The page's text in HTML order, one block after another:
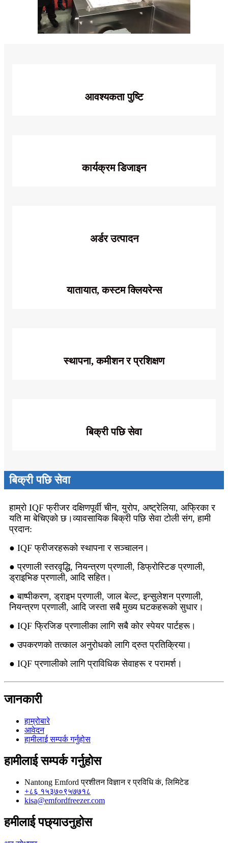
आवश्यकता पुष्टि
कार्यक्रम डिजाइन
अर्डर उत्पादन
यातायात, कस्टम क्लियरेन्स
स्थापना, कमीशन र प्रशिक्षण
बिक्री पछि सेवा
बिक्री पछि सेवा
हाम्रो IQF फ्रीजर दक्षिणपूर्वी चीन, युरोप, अष्ट्रेलिया, अफ्रिका र
यति मा बेचिएको छ।व्यावसायिक बिक्री पछि सेवा टोली संग, हामी
प्रदान:
● IQF फ्रीजरहरूको स्थापना र सञ्चालन।
● प्रणाली स्तरवृद्धि, नियन्त्रण प्रणाली, डिफ्रोस्टिङ प्रणाली,
ड्राइभिङ प्रणाली, आदि सहित।
● बाष्पीकरण, ड्राइभ प्रणाली, जाल बेल्ट, इन्सुलेशन प्रणाली,
नियन्त्रण प्रणाली, आदि जस्ता सबै मुख्य घटकहरूको सुधार।
● IQF फ्रिजिङ प्रणालीका लागि सबै कोर स्पेयर पार्टहरू।
● उपकरणको तत्काल अनुरोधको लागि द्रुत प्रतिक्रिया।
● IQF प्रणालीको लागि प्राविधिक सेवाहरू र परामर्श।
जानकारी
हाम्रोबारे
आवेदन
हामीलाई सम्पर्क गर्नुहोस
हामीलाई सम्पर्क गर्नुहोस
Nantong Emford प्रशीतन विज्ञान र प्रविधि कं, लिमिटेड
+८६ १५३७०९५७७१८
kisa@emfordfreezer.com
हमीलाई पछ्याउनुहोस